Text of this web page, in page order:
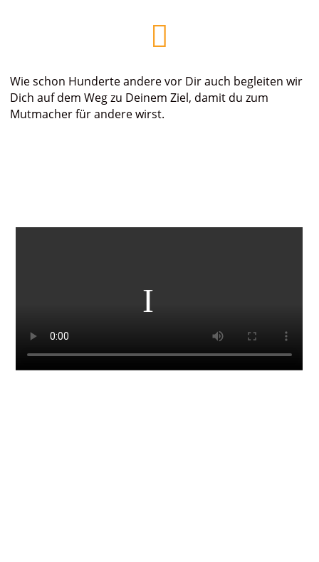

Wie schon Hunderte andere vor Dir auch begleiten wir
Dich auf dem Weg zu Deinem Ziel, damit du zum
Mutmacher für andere wirst.